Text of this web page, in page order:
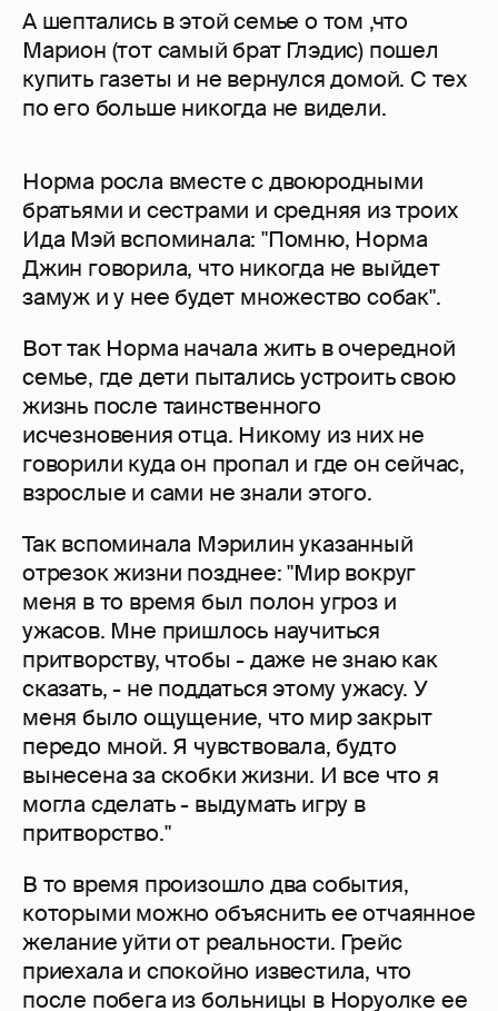
А шептались в этой семье о том ,что
Марион (тот самый брат Глэдис) пошел
купить газеты и не вернулся домой. С тех
по его больше никогда не видели.
Норма росла вместе с двоюродными
братьями и сестрами и средняя из троих
Ида Мэй вспоминала: "Помню, Норма
Джин говорила, что никогда не выйдет
замуж и у нее будет множество собак".
Вот так Норма начала жить в очередной
семье, где дети пытались устроить свою
жизнь после таинственного
исчезновения отца. Никому из них не
говорили куда он пропал и где он сейчас,
взрослые и сами не знали этого.
Так вспоминала Мэрилин указанный
отрезок жизни позднее: "Мир вокруг
меня в то время был полон угроз и
ужасов. Мне пришлось научиться
притворству, чтобы - даже не знаю как
сказать, - не поддаться этому ужасу. У
меня было ощущение, что мир закрыт
передо мной. Я чувствовала, будто
вынесена за скобки жизни. И все что я
могла сделать - выдумать игру в
притворство."
В то время произошло два события,
которыми можно объяснить ее отчаянное
желание уйти от реальности. Грейс
приехала и спокойно известила, что
после побега из больницы в Норуолке ее